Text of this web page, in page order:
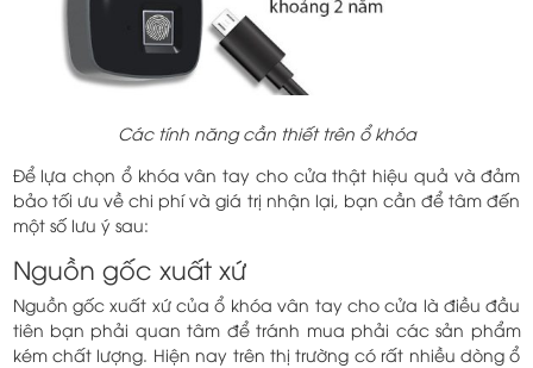
Các tính năng cần thiết trên ổ khóa
Để lựa chọn ổ khóa vân tay cho cửa thật hiệu quả và đảm
bảo tối ưu về chi phí và giá trị nhận lại, bạn cần để tâm đến
một số lưu ý sau:
Nguồn gốc xuất xứ
Nguồn gốc xuất xứ của ổ khóa vân tay cho cửa là điều đầu
tiên bạn phải quan tâm để tránh mua phải các sản phẩm
kém chất lượng. Hiện nay trên thị trường có rất nhiều dòng ổ